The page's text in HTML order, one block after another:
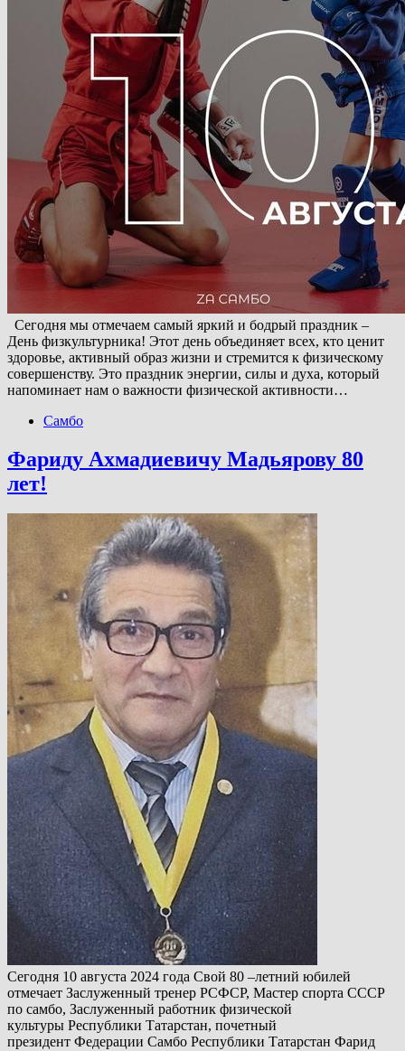
Сегодня мы отмечаем самый яркий и бодрый праздник –
День физкультурника! Этот день объединяет всех, кто ценит
здоровье, активный образ жизни и стремится к физическому
совершенству. Это праздник энергии, силы и духа, который
напоминает нам о важности физической активности…
Самбо
Фариду Ахмадиевичу Мадьярову 80
лет!
Сегодня 10 августа 2024 года Свой 80 –летний юбилей
отмечает Заслуженный тренер РСФСР, Мастер спорта СССР
по самбо, Заслуженный работник физической
культуры Республики Татарстан, почетный
президент Федерации Самбо Республики Татарстан Фарид